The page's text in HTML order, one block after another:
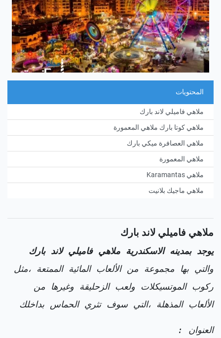
المحتويات
ملاهي فاميلي لاند بارك
ملاهي كوتا بارك ملاهي المعمورة
ملاهي العصافرة ميكي بارك
ملاهي المعمورة
ملاهي Karamantas
ملاهي ماجيك بلانيت
ملاهي فاميلي لاند بارك
يوجد بمدينه الاسكندرية ملاهي فاميلي لاند بارك
والتي بها مجموعة من الألعاب المائية الممتعة ،مثل
ركوب الموتسيكلات ولعب الزحليقة وغيرها من
الألعاب المذهلة ،التي سوف تثري الحماس بداخلك
العنوان :